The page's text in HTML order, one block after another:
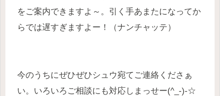
をご案内できますよ～。引く手あまたになってか
らでは遅すぎますよー！（ナンチャッテ）
今のうちにぜひぜひシュウ宛てご連絡くださぁ
い。いろいろご相談にも対応しまっせー(^_-)-☆